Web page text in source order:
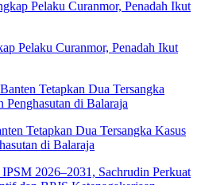
Pelaku Curanmor, Penadah Ikut
Tetapkan Dua Tersangka Kasus
di Balaraja